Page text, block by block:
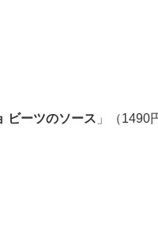
ビーツのソース 」（1490